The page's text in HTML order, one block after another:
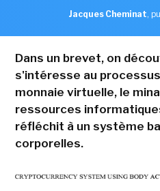
Jacques Cheminat,
Dans un brevet, on
s'intéresse au
monnaie virtuelle, le
ressources
réfléchit à un système
corporelles.